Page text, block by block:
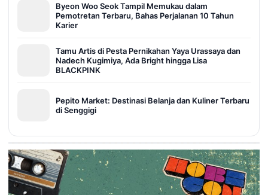
Byeon Woo Seok Tampil Memukau dalam
Pemotretan Terbaru, Bahas Perjalanan 10 Tahun
Karier
Tamu Artis di Pesta Pernikahan Yaya Urassaya dan
Nadech Kugimiya, Ada Bright hingga Lisa
BLACKPINK
Pepito Market: Destinasi Belanja dan Kuliner Terbaru
di Senggigi